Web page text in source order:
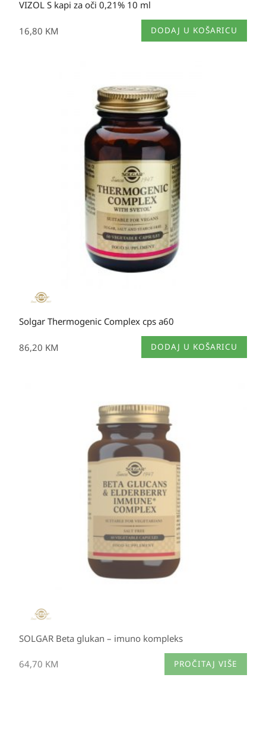
VIZOL S kapi za oči 0,21% 10 ml
16,80 KM DODAJ U KOŠARICU
Solgar Thermogenic Complex cps a60
86,20 KM DODAJ U KOŠARICU
SOLGAR Beta glukan – imuno kompleks
64,70 KM PROČITAJ VIŠE